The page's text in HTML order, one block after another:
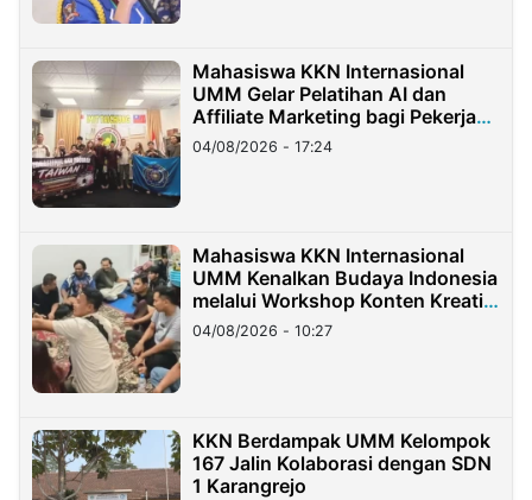
Mahasiswa KKN Internasional
UMM Gelar Pelatihan AI dan
Affiliate Marketing bagi Pekerja
Migran Indonesia di Taiwan
04/08/2026 - 17:24
Mahasiswa KKN Internasional
UMM Kenalkan Budaya Indonesia
melalui Workshop Konten Kreatif
di Taiwan
04/08/2026 - 10:27
KKN Berdampak UMM Kelompok
167 Jalin Kolaborasi dengan SDN
1 Karangrejo